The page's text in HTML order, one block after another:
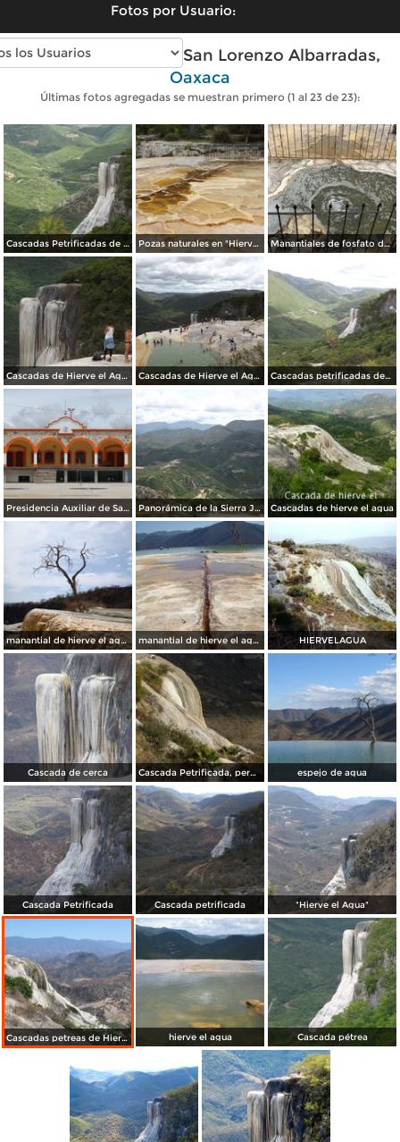
Fotos por Usuario:
Fotos modernas de San Lorenzo Albarradas,
Oaxaca
Últimas fotos agregadas se muestran primero (1 al 23 de 23):
Cascadas Petrificadas de Hierve el Agua. Julio/2014 Pozas naturales en "Hierve el Agua". Julio/2014 Manantiales de fosfato de calcio. Julio/2014
Cascadas de Hierve el Agua en San Lorenzo Albarradas. Julio/2014 Cascadas de Hierve el Agua. Julio/2014 Cascadas petrificadas desde San Lorenzo Albarradas. Julio/2014
Presidencia Auxiliar de San Lorenzo Albarradas. Julio/2014 Panorámica de la Sierra Juárez desde San Lorenzo Albarradas. Julio/2014 Cascadas de hierve el agua
manantial de hierve el agua 6 manantial de hierve el agua 3 HIERVELAGUA
Cascada de cerca Cascada Petrificada, pero del otro lado espejo de agua
Cascada Petrificada Cascada petrificada "Hierve el Agua"
Cascadas petreas de Hierve el Agua hierve el agua Cascada pétrea